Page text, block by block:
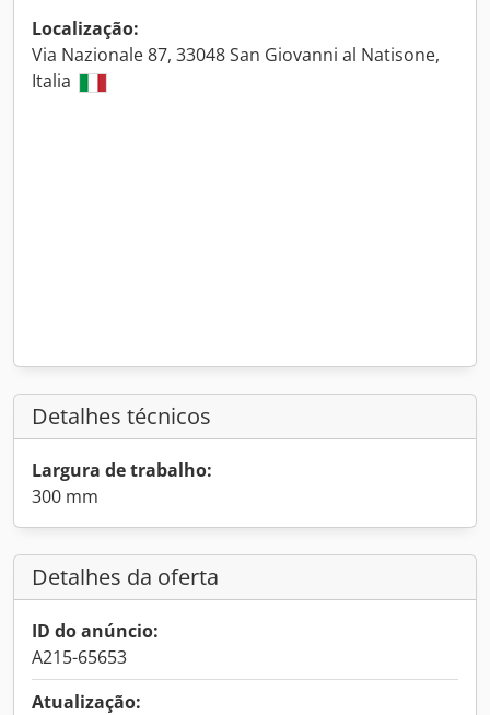
Localização:
Via Nazionale 87, 33048 San Giovanni al Natisone,
Italia
Detalhes técnicos
Largura de trabalho:
300 mm
Detalhes da oferta
ID do anúncio:
A215-65653
Atualização: